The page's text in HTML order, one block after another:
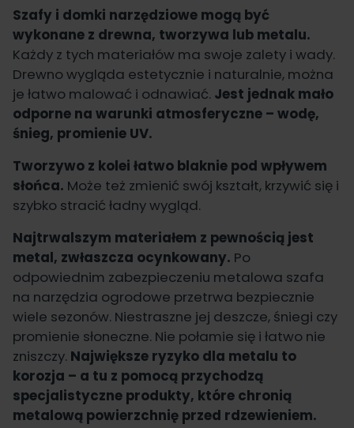
Szafy i domki narzędziowe mogą być
wykonane z drewna, tworzywa lub metalu.
Każdy z tych materiałów ma swoje zalety i wady.
Drewno wygląda estetycznie i naturalnie, można
je łatwo malować i odnawiać. Jest jednak mało
odporne na warunki atmosferyczne – wodę,
śnieg, promienie UV.
Tworzywo z kolei łatwo blaknie pod wpływem
słońca. Może też zmienić swój kształt, krzywić się i
szybko stracić ładny wygląd.
Najtrwalszym materiałem z pewnością jest
metal, zwłaszcza ocynkowany. Po
odpowiednim zabezpieczeniu metalowa szafa
na narzędzia ogrodowe przetrwa bezpiecznie
wiele sezonów. Niestraszne jej deszcze, śniegi czy
promienie słoneczne. Nie połamie się i łatwo nie
zniszczy. Największe ryzyko dla metalu to
korozja – a tu z pomocą przychodzą
specjalistyczne produkty, które chronią
metalową powierzchnię przed rdzewieniem.